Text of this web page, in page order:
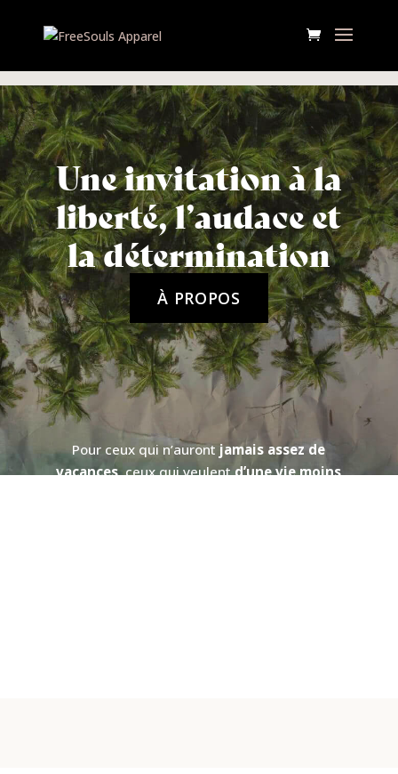
Une invitation à la
liberté, l’audace et
la détermination
À PROPOS
Pour ceux qui n’auront jamais assez de
vacances, ceux qui veulentd’une vie moins